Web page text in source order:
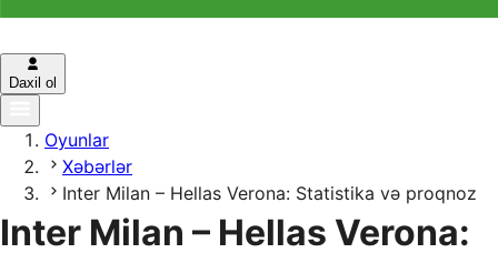
Daxil ol
Oyunlar
Xəbərlər
Inter Milan – Hellas Verona: Statistika və proqnoz
Inter Milan – Hellas Verona: